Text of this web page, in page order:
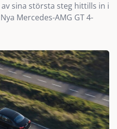
sina största steg hittills in i
Mercedes-AMG GT 4-